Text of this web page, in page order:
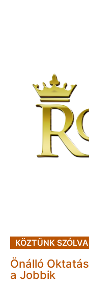
KÖZTÜNK SZÓLVA
Önálló
a Jobbik